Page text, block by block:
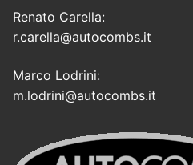
Renato Carella:
r.carella@autocombs.it
Marco Lodrini:
m.lodrini@autocombs.it